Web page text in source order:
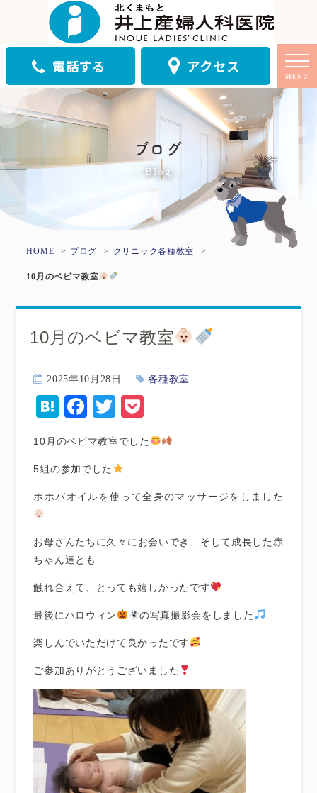
MENU
電話する アクセス
ブログ
Blog
HOME ブログ クリニック各種教室
10月のベビマ教室
10月のベビマ教室
2025年10月28日 各種教室
HatenaFacebook
Twitter
10月のベビマ教室でした
5組の参加でした
ホホバオイルを使って全身のマッサージをしました
お母さんたちに久々にお会いでき、そして成長した赤
ちゃん達とも
触れ合えて、 とっても嬉しかったです
最後にハロウィン の写真撮影会をしました
楽しんでいただけて良かったです
ご参加ありがとうございました